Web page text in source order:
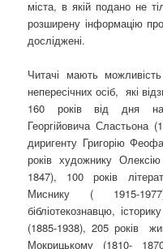
міста, в якій подано не
розширену інформацію
досліджені.
Читачі мають
непересічних осіб, які
160 років від дня
Георгійовича Сластьона
диригенту Григорію
років художнику
1847), 100 років
Миснику ( 1915-
бібліотекознавцю,
(1885-1938), 205 років
Мокрицькому (1810-